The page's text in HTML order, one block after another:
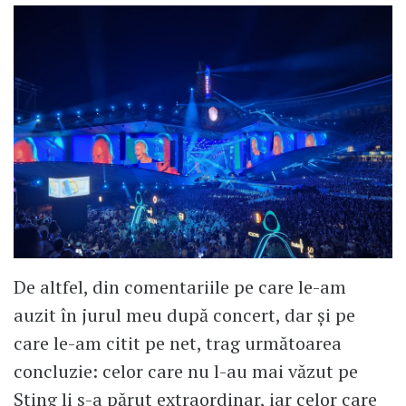
cu tricicleta, sau cu covorul zburător
etc, dar aș vrea să putem fi scutiți de
asta, noi cei care NU ne dorim acest
lucru, din toate motivele personale
corecte și legitime.
De altfel, din comentariile pe care le-am
auzit în jurul meu după concert, dar și pe
care le-am citit pe net, trag următoarea
concluzie: celor care nu l-au mai văzut pe
Sting li s-a părut extraordinar, iar celor care